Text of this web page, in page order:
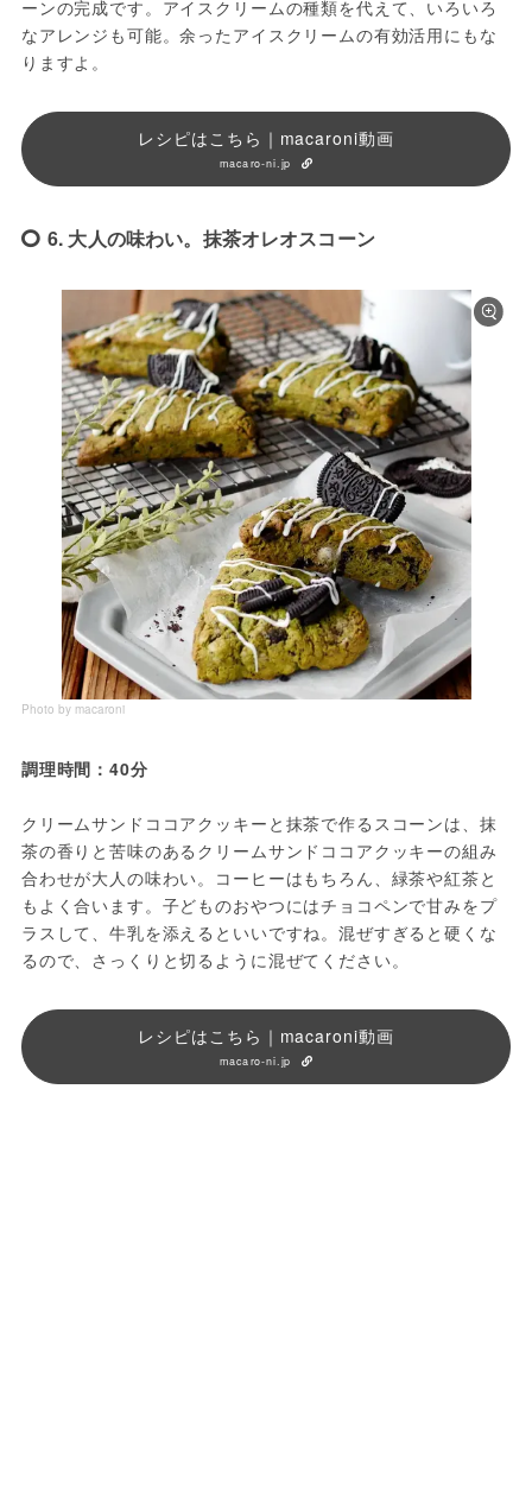
ーンの完成です。アイスクリームの種類を代えて、いろいろ
なアレンジも可能。余ったアイスクリームの有効活用にもな
りますよ。
レシピはこちら｜macaroni動画
macaro-ni.jp
6. 大人の味わい。抹茶オレオスコーン
Photo by macaroni
調理時間：40分
クリームサンドココアクッキーと抹茶で作るスコーンは、抹
茶の香りと苦味のあるクリームサンドココアクッキーの組み
合わせが大人の味わい。コーヒーはもちろん、緑茶や紅茶と
もよく合います。子どものおやつにはチョコペンで甘みをプ
ラスして、牛乳を添えるといいですね。混ぜすぎると硬くな
るので、さっくりと切るように混ぜてください。
レシピはこちら｜macaroni動画
macaro-ni.jp